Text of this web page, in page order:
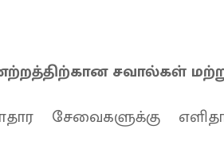
சவால்கள்
சேவைகளுக்கு